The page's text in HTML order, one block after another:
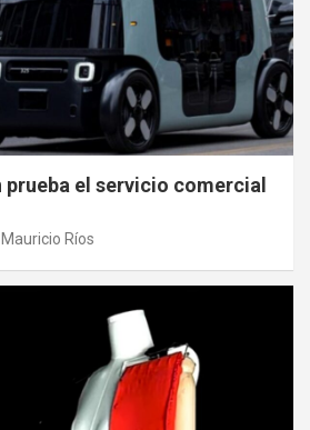
el servicio comercial
Mauricio Ríos